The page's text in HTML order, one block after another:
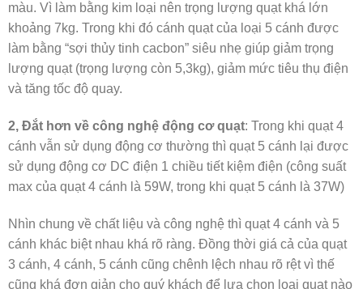
màu. Vì làm bằng kim loại nên trọng lượng quạt khá lớn
khoảng 7kg. Trong khi đó cánh quạt của loại 5 cánh được
làm bằng “sợi thủy tinh cacbon” siêu nhẹ giúp giảm trọng
lượng quạt (trọng lượng còn 5,3kg), giảm mức tiêu thụ điện
và tăng tốc độ quay.
2, Đắt hơn về công nghệ động cơ quạt: Trong khi quạt 4
cánh vẫn sử dụng động cơ thường thì quạt 5 cánh lại được
sử dụng động cơ DC điện 1 chiều tiết kiệm điện (công suất
max của quạt 4 cánh là 59W, trong khi quạt 5 cánh là 37W)
Nhìn chung về chất liệu và công nghệ thì quạt 4 cánh và 5
cánh khác biệt nhau khá rõ ràng. Đồng thời giá cả của quạt
3 cánh, 4 cánh, 5 cánh cũng chênh lệch nhau rõ rệt vì thế
cũng khá đơn giản cho quý khách để lựa chọn loại quạt nào